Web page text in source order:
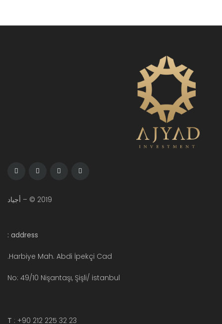
2019 © – أجياد
address :
Harbiye Mah. Abdi İpekçi Cad.
No: 49/10 Nişantaşı, Şişli/ istanbul
T : +90 212 225 32 23